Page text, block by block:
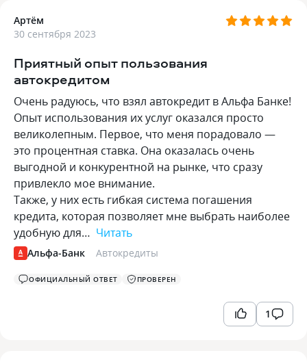
Артём
30 сентября 2023
Приятный опыт пользования
автокредитом
Очень радуюсь, что взял автокредит в Альфа Банке!
Опыт использования их услуг оказался просто
великолепным. Первое, что меня порадовало —
это процентная ставка. Она оказалась очень
выгодной и конкурентной на рынке, что сразу
привлекло мое внимание.
Также, у них есть гибкая система погашения
кредита, которая позволяет мне выбрать наиболее
удобную для… Читать
Альфа-Банк Автокредиты
ОФИЦИАЛЬНЫЙ ОТВЕТ ПРОВЕРЕН
1